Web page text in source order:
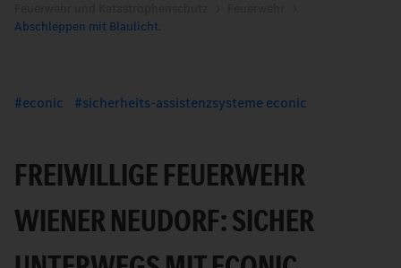
Abschleppen mit Blaulicht.
econic sicherheits-assistenzsysteme econic
FREIWILLIGE FEUERWEHR
WIENER NEUDORF: SICHER